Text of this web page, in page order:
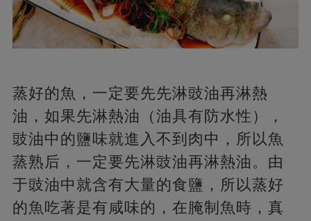
蒸好的魚，一定要先先淋豉油再淋熱
油，如果先淋熱油（油具有防水性），
豉油中的鹽味就進入不到肉中，所以魚
蒸熟后，一定要先淋豉油再淋熱油。由
于豉油中就含有大量的食鹽，所以蒸好
的魚吃著是有咸味的，在腌制魚時，真